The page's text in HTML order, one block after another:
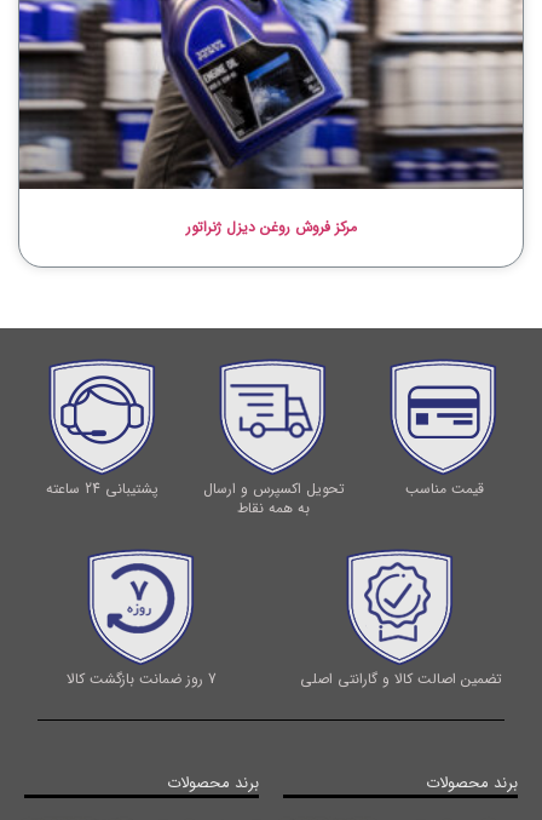
مرکز فروش روغن دیزل ژنراتور
قیمت مناسب
تحویل اکسپرس و ارسال
به همه نقاط
پشتیبانی 24 ساعته
تضمین اصالت کالا و گارانتی اصلی 7 روز ضمانت بازگشت کالا
برند محصولات برند محصولات